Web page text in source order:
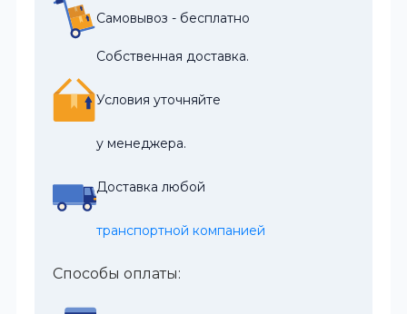
Самовывоз - бесплатно
Собственная доставка.
Условия уточняйте
у менеджера.
Доставка любой
транспортной компанией
Способы оплаты: